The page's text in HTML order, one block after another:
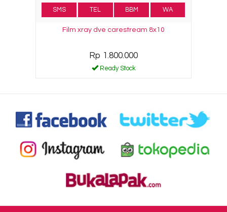
SMS TEL BBM WA
Film xray dve carestream 8x10
Rp 1.800.000
Ready Stock